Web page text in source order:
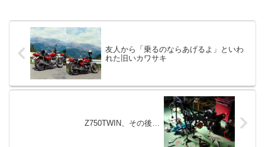
友人から「乗るのならあげるよ」といわ
れた旧いカワサキ
Z750TWIN、その後…